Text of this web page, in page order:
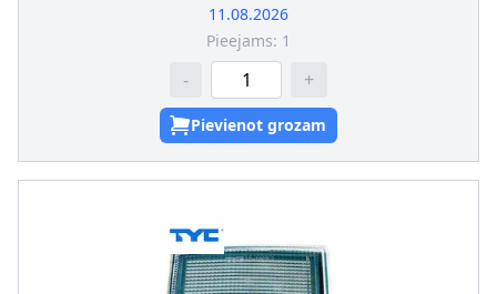
11.08.2026
Pieejams: 1
- +
Pievienot grozam